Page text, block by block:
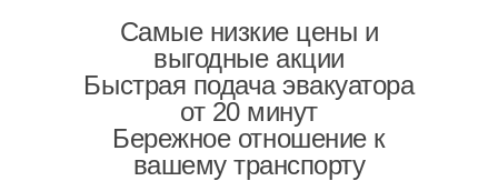
Самые низкие цены и
выгодные акции
Быстрая подача эвакуатора
от 20 минут
Бережное отношение к
вашему транспорту